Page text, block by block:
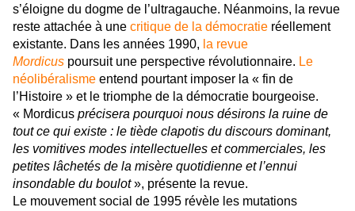
s’éloigne du dogme de l’ultragauche. Néanmoins, la revue
reste attachée à une critique de la démocratie réellement
existante. Dans les années 1990, la revue
Mordicus poursuit une perspective révolutionnaire. Le
néolibéralisme entend pourtant imposer la « fin de
l’Histoire » et le triomphe de la démocratie bourgeoise.
« Mordicus précisera pourquoi nous désirons la ruine de
tout ce qui existe : le tiède clapotis du discours dominant,
les vomitives modes intellectuelles et commerciales, les
petites lâchetés de la misère quotidienne et l’ennui
insondable du boulot», présente la revue.
Le mouvement social de 1995 révèle les mutations